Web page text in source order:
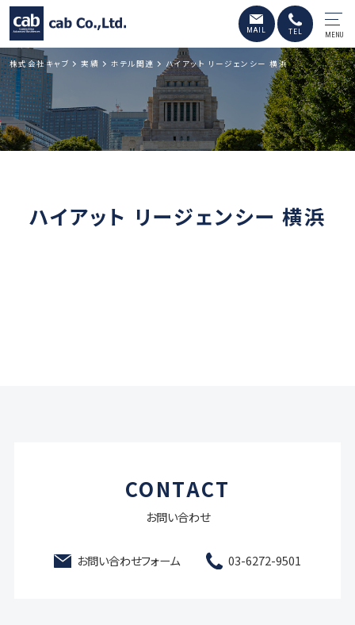
MENU
株式会社キャブ 実績 ホテル関連 ハイアット リージェンシー 横浜
ハイアット リージェンシー 横浜
CONTACT
お問い合わせ
お問い合わせフォーム 03-6272-9501